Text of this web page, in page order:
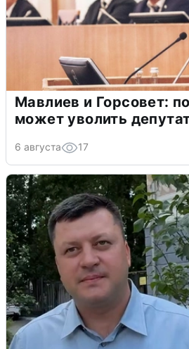
Мавлиев и Горсовет:
может уволить
6 августа 17